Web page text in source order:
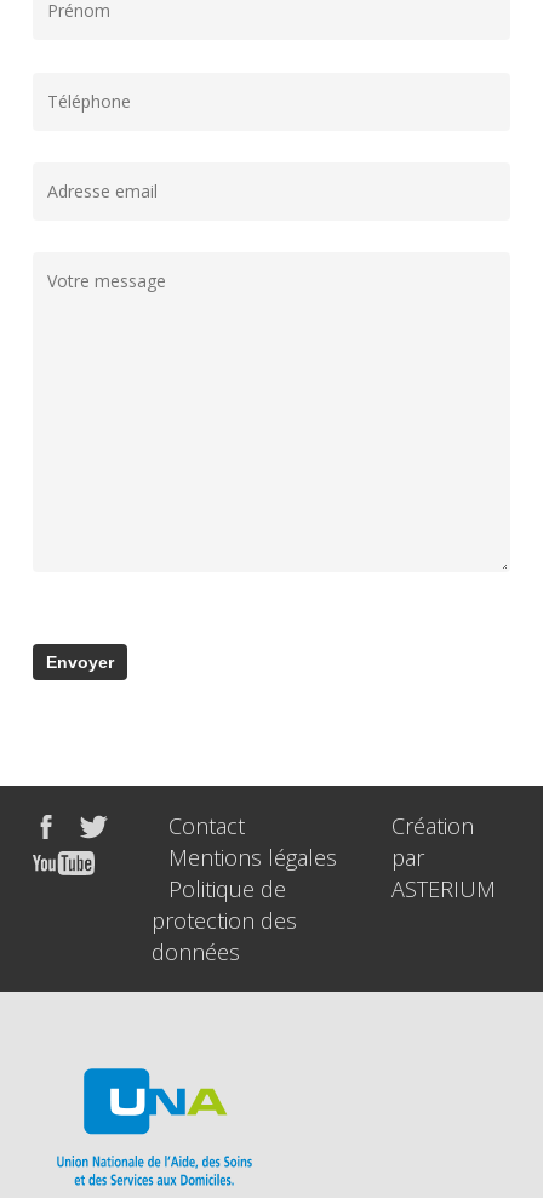
Contact
Mentions légales
Politique de
protection des
données
Création
par
ASTERIUM